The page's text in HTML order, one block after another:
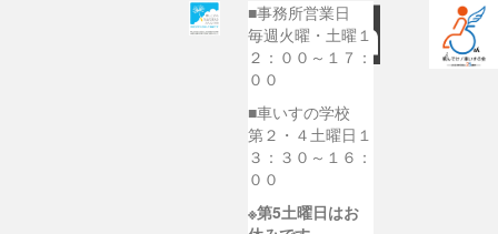
■事務所営業日
毎週火曜・土曜１
２：００～１７：
００
■車いすの学校
第２・４土曜日１
３：３０～１６：
００
※第5土曜日はお